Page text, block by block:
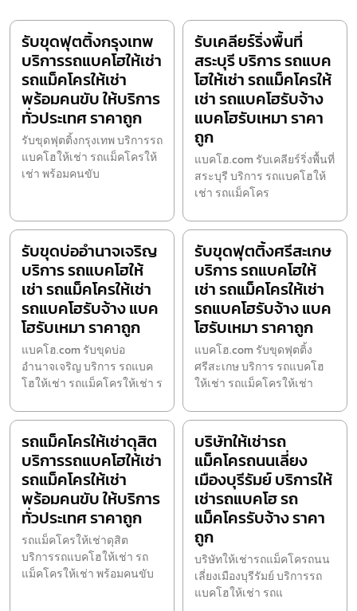
รับขุดฟุตติ้งกรุงเทพ
บริการรถแบคโฮให้เช่า
รถแม็คโครให้เช่า
พร้อมคนขับ ให้บริการ
ทั่วประเทศ ราคาถูก
รับขุดฟุตติ้งกรุงเทพ บริการรถ
แบคโฮให้เช่า รถแม็คโครให้
เช่า พร้อมคนขับ
รับเคลียร์ริ่งพื้นที่
สระบุรี บริการ รถแบค
โฮให้เช่า รถแม็คโครให้
เช่า รถแบคโฮรับจ้าง
แบคโฮรับเหมา ราคา
ถูก
แบคโฮ.com รับเคลียร์ริ่งพื้นที่
สระบุรี บริการ รถแบคโฮให้
เช่า รถแม็คโคร
รับขุดบ่ออำนาจเจริญ
บริการ รถแบคโฮให้
เช่า รถแม็คโครให้เช่า
รถแบคโฮรับจ้าง แบค
โฮรับเหมา ราคาถูก
แบคโฮ.com รับขุดบ่อ
อำนาจเจริญ บริการ รถแบค
โฮให้เช่า รถแม็คโครให้เช่า ร
รับขุดฟุตติ้งศรีสะเกษ
บริการ รถแบคโฮให้
เช่า รถแม็คโครให้เช่า
รถแบคโฮรับจ้าง แบค
โฮรับเหมา ราคาถูก
แบคโฮ.com รับขุดฟุตติ้ง
ศรีสะเกษ บริการ รถแบคโฮ
ให้เช่า รถแม็คโครให้เช่า
รถแม็คโครให้เช่าดุสิต
บริการรถแบคโฮให้เช่า
รถแม็คโครให้เช่า
พร้อมคนขับ ให้บริการ
ทั่วประเทศ ราคาถูก
รถแม็คโครให้เช่าดุสิต
บริการรถแบคโฮให้เช่า รถ
แม็คโครให้เช่า พร้อมคนขับ
บริษัทให้เช่ารถ
แม็คโครถนนเลี่ยง
เมืองบุรีรัมย์ บริการให้
เช่ารถแบคโฮ รถ
แม็คโครรับจ้าง ราคา
ถูก
บริษัทให้เช่ารถแม็คโครถนน
เลี่ยงเมืองบุรีรัมย์ บริการรถ
แบคโฮให้เช่า รถแ